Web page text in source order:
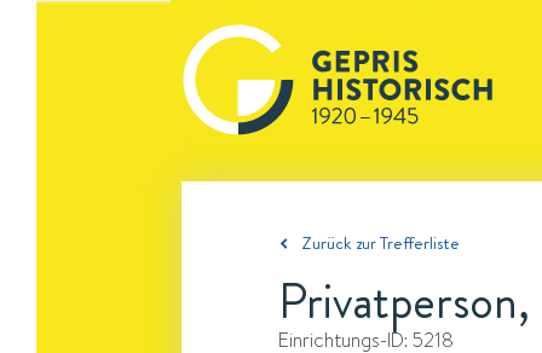
Zurück zur Trefferliste
Einrichtungs-ID: 5218